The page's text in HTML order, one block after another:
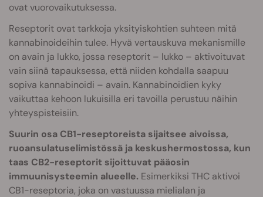
ovat vuorovaikutuksessa.
Reseptorit ovat tarkkoja yksityiskohtien suhteen mitä
kannabinoideihin tulee. Hyvä vertauskuva mekanismille
on avain ja lukko, jossa reseptorit – lukko – aktivoituvat
vain siinä tapauksessa, että niiden kohdalla saapuu
sopiva kannabinoidi – avain. Kannabinoidien kyky
vaikuttaa kehoon lukuisilla eri tavoilla perustuu näihin
yhteyspisteisiin.
Suurin osa CB1-reseptoreista sijaitsee aivoissa,
ruoansulatuselimistössä ja keskushermostossa, kun
taas CB2-reseptorit sijoittuvat pääosin
immuunisysteemin alueelle. Esimerkiksi THC aktivoi
CB1-reseptoria, joka on vastuussa mielialan ja